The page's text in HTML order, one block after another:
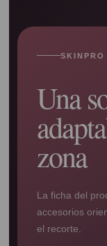
SKINPRO
Una
zona
La ficha del
accesorios
el recorte.